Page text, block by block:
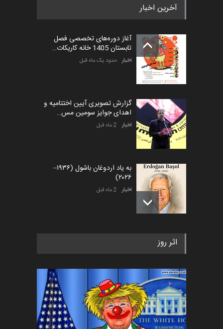
آخرین اخبار
آغاز دوره‌های تخصصی فصل
تابستان 1405 خانه کاریکات…
اخبار حدود یک ماه قبل
گزارش تصویری آیین اختتامیه و
اهدای جوایز سومین مس…
اخبار 2 ماه قبل
به یاد اردوغان باشول (۱۹۳۶–
۲۰۲۶)
اخبار 2 ماه قبل
رویداد کارگاهی کارتون و پوستر
اخبار 6 ماه قبل
فراخوان رویداد کارگاهی کارتون و
پوستر "ایران سربل…
اخبار 6 ماه قبل
اثر روز